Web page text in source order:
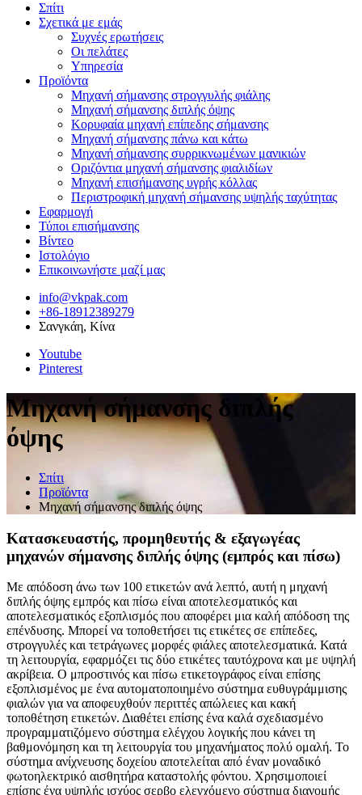
Σπίτι
Σχετικά με εμάς
Συχνές ερωτήσεις
Οι πελάτες
Υπηρεσία
Προϊόντα
Μηχανή σήμανσης στρογγυλής φιάλης
Μηχανή σήμανσης διπλής όψης
Κορυφαία μηχανή επίπεδης σήμανσης
Μηχανή σήμανσης πάνω και κάτω
Μηχανή σήμανσης συρρικνωμένων μανικιών
Οριζόντια μηχανή σήμανσης φιαλιδίων
Μηχανή επισήμανσης υγρής κόλλας
Περιστροφική μηχανή σήμανσης υψηλής ταχύτητας
Εφαρμογή
Τύποι επισήμανσης
Βίντεο
Ιστολόγιο
Επικοινωνήστε μαζί μας
info@vkpak.com
+86-18912389279
Σανγκάη, Κίνα
Youtube
Pinterest
Μηχανή σήμανσης διπλής
όψης
Σπίτι
Προϊόντα
Μηχανή σήμανσης διπλής όψης
Κατασκευαστής, προμηθευτής & εξαγωγέας
μηχανών σήμανσης διπλής όψης (εμπρός και πίσω)
Με απόδοση άνω των 100 ετικετών ανά λεπτό, αυτή η μηχανή
διπλής όψης εμπρός και πίσω είναι αποτελεσματικός και
αποτελεσματικός εξοπλισμός που αποφέρει μια καλή απόδοση της
επένδυσης. Μπορεί να τοποθετήσει τις ετικέτες σε επίπεδες,
στρογγυλές και τετράγωνες μορφές φιάλες αποτελεσματικά. Κατά
τη λειτουργία, εφαρμόζει τις δύο ετικέτες ταυτόχρονα και με υψηλή
ακρίβεια. Ο μπροστινός και πίσω ετικετογράφος είναι επίσης
εξοπλισμένος με ένα αυτοματοποιημένο σύστημα ευθυγράμμισης
φιαλών για να αποφευχθούν περιττές απώλειες και κακή
τοποθέτηση ετικετών. Διαθέτει επίσης ένα καλά σχεδιασμένο
προγραμματιζόμενο σύστημα ελέγχου λογικής που κάνει τη
βαθμονόμηση και τη λειτουργία του μηχανήματος πολύ ομαλή. Το
σύστημα ανίχνευσης δοχείου αποτελείται από έναν μοναδικό
φωτοηλεκτρικό αισθητήρα καταστολής φόντου. Χρησιμοποιεί
επίσης ένα υψηλής ισχύος σερβο ελεγχόμενο σύστημα διανομής